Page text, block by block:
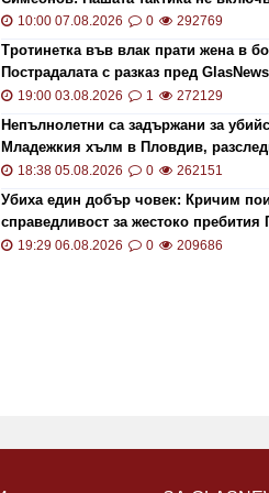
кой може да наследи
10:00 07.08.2026 0 292769
Тротинетка във влак прати жена в
Пострадалата с разказ пред
19:00 03.08.2026 1 272129
Непълнолетни са задържани за
Младежкия хълм в Пловдив,
хомофобски мотив
18:38 05.08.2026 0 262151
Убиха един добър човек: Кричим
справедливост за жестоко
и ВИДЕО
19:29 06.08.2026 0 209686